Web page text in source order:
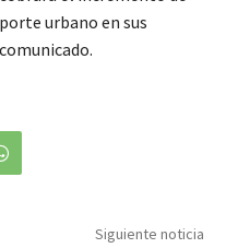
urbano en sus
Siguiente noticia